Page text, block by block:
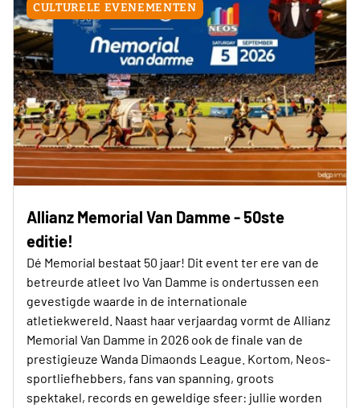
CULTURELE EVENEMENTEN
Allianz Memorial Van Damme - 50ste
editie!
Dé Memorial bestaat 50 jaar! Dit event ter ere van de
betreurde atleet Ivo Van Damme is ondertussen een
gevestigde waarde in de internationale
atletiekwereld. Naast haar verjaardag vormt de Allianz
Memorial Van Damme in 2026 ook de finale van de
prestigieuze Wanda Dimaonds League. Kortom, Neos-
sportliefhebbers, fans van spanning, groots
spektakel, records en geweldige sfeer: jullie worden